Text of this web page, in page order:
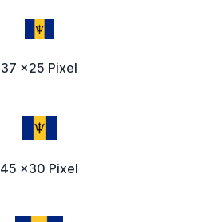
37 x25 Pixel
45 x30 Pixel